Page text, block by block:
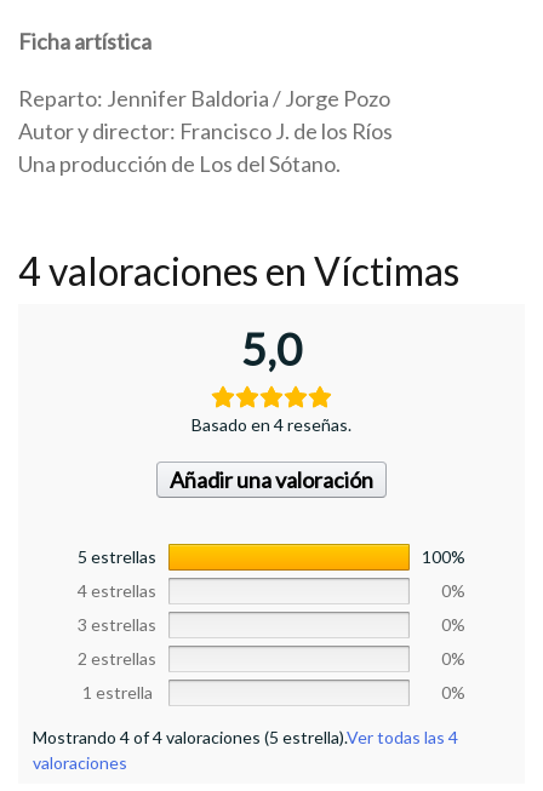
Ficha artística
Reparto: Jennifer Baldoria / Jorge Pozo
Autor y director: Francisco J. de los Ríos
Una producción de Los del Sótano.
4 valoraciones en Víctimas
5,0
Basado en 4 reseñas.
Añadir una valoración
5 estrellas
100%
4 estrellas
0%
3 estrellas
0%
2 estrellas
0%
1 estrella
0%
Mostrando 4 of 4 valoraciones (5 estrella).Ver todas las 4
valoraciones